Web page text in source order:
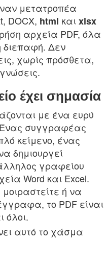
μετατροπέα
DOCX, html και xlsx
αρχεία PDF, όλα
διεπαφή. Δεν
χωρίς πρόσθετα,
έχει σημασία
με ένα ευρύ
συγγραφέας
κείμενο, ένας
δημιουργεί
γραφείου
Word και Excel.
ή να
το PDF είναι
όλοι.
αυτό το χάσμα